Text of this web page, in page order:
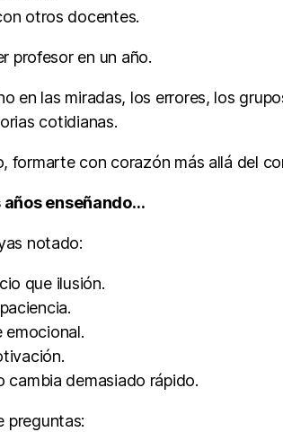
otros docentes.
profesor en un año.
en las miradas, los errores, los
cotidianas.
formarte con corazón más allá del
años enseñando…
notado:
que ilusión.
emocional.
cambia demasiado rápido.
preguntas: